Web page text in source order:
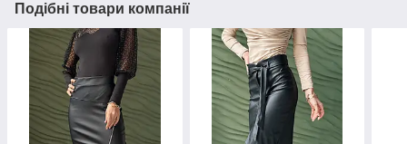
Подібні товари компанії